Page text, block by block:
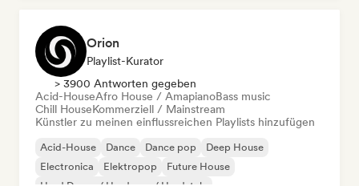
Orion
Playlist-Kurator
> 3900 Antworten gegeben
Acid-HouseAfro House / AmapianoBass music
Chill HouseKommerziell / Mainstream
Künstler zu meinen einflussreichen Playlists hinzufügen
Acid-House Dance Dance pop
Deep House
Electronica
Elektropop
Future House